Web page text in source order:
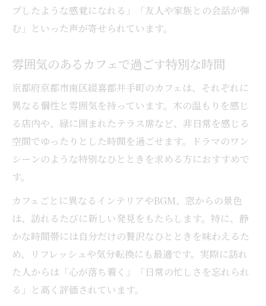
プしたような感覚になれる」「友人や家族との会話が弾
む」といった声が寄せられています。
雰囲気のあるカフェで過ごす特別な時間
京都府京都市南区綴喜郡井手町のカフェは、それぞれに
異なる個性と雰囲気を持っています。木の温もりを感じ
る店内や、緑に囲まれたテラス席など、非日常を感じる
空間でゆったりとした時間を過ごせます。ドラマのワン
シーンのような特別なひとときを求める方におすすめで
す。
カフェごとに異なるインテリアやBGM、窓からの景色
は、訪れるたびに新しい発見をもたらします。特に、静
かな時間帯には自分だけの贅沢なひとときを味わえるた
め、リフレッシュや気分転換にも最適です。実際に訪れ
た人からは「心が落ち着く」「日常の忙しさを忘れられ
る」と高く評価されています。